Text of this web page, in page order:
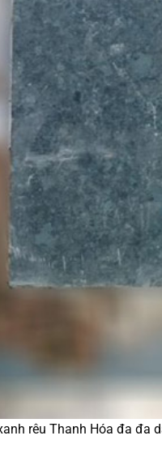
rêu Thanh Hóa đa đa